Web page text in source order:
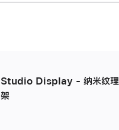
Studio Display - 纳米纹理
架